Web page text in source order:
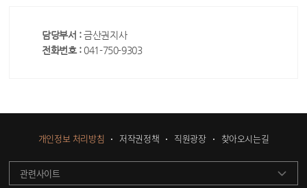
담당부서 :금산권지사
전화번호 : 041-750-9303
개인정보 처리방침 저작권정책 직원광장 찾아오시는길
관련사이트